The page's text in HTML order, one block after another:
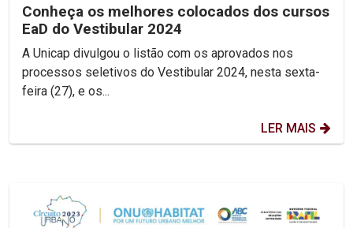
Conheça os melhores colocados dos cursos
EaD do Vestibular 2024
A Unicap divulgou o listão com os aprovados nos
processos seletivos do Vestibular 2024, nesta sexta-
feira (27), e os...
LER MAIS